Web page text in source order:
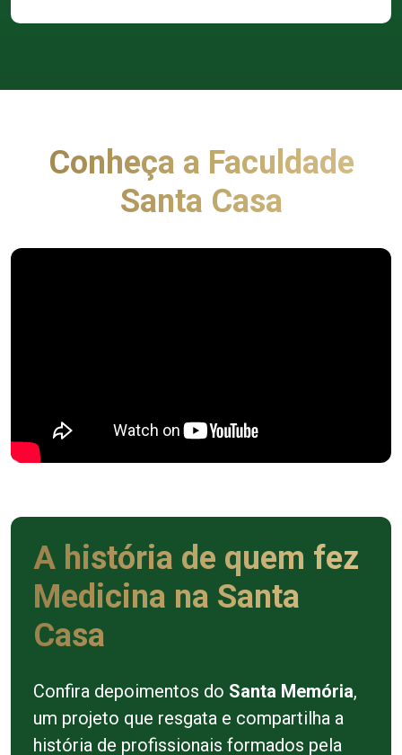
Conheça a Faculdade
Santa Casa
A história de quem fez
Medicina na Santa
Casa
Confira depoimentos do Santa Memória,
um projeto que resgata e compartilha a
história de profissionais formados pela